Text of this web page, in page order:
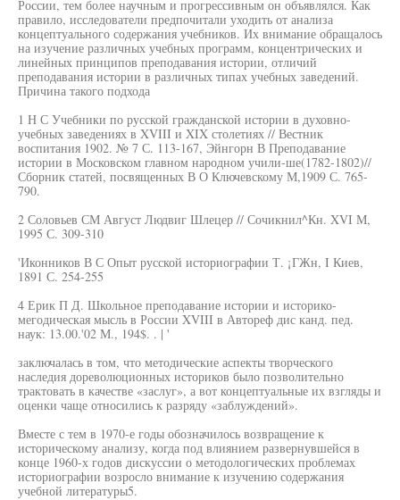
России, тем более научным и прогрессивным он объявлялся. Как
правило, исследователи предпочитали уходить от анализа
концептуального содержания учебников. Их внимание обращалось
на изучение различных учебных программ, концентрических и
линейных принципов преподавания истории, отличий
преподавания истории в различных типах учебных заведений.
Причина такого подхода
1 Н С Учебники по русской гражданской истории в духовно-
учебных заведениях в XVIII и XIX столетиях // Вестник
воспитания 1902. № 7 С. 113-167, Эйнгорн В Преподавание
истории в Московском главном народном учили-ше(1782-1802)//
Сборник статей, посвященных В О Ключевскому М,1909 С. 765-
790.
2 Соловьев СМ Август Людвиг Шлецер // Сочикнил^Кн. XVI М,
1995 С. 309-310
'Иконников В С Опыт русской историографии Т. ¡ГЖн, I Киев,
1891 С. 254-255
4 Ерик П Д. Школьное преподавание истории и историко-
мегодическая мысль в России XVIII в Автореф дис канд. пед.
наук: 13.00.'02 М., 194$. . | '
заключалась в том, что методические аспекты творческого
наследия дореволюционных историков было позволительно
трактовать в качестве «заслуг», а вот концептуальные их взгляды и
оценки чаще относились к разряду «заблуждений».
Вместе с тем в 1970-е годы обозначилось возвращение к
историческому анализу, когда под влиянием развернувшейся в
конце 1960-х годов дискуссии о методологических проблемах
историографии возросло внимание к изучению содержания
учебной литературы5.